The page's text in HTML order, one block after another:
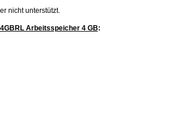
nicht unterstützt.
Arbeitsspeicher 4 GB: